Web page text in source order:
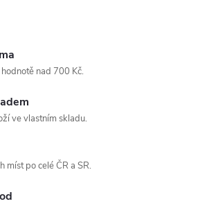
nad 700 Kč.
ve vlastním skladu.
míst po celé ČR a SR.